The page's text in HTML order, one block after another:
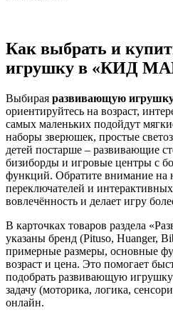
Как выбрать и
игрушку в «КИД
Выбирая развивающую игрушку
ориентируйтесь на возраст,
самых маленьких подойдут
наборы зверюшек, простые
детей постарше – развивающие
бизиборды и игровые центры с
функций. Обратите внимание на
переключателей и
вовлечённость и делает игру
В карточках товаров раздела
указаны бренд (Pituso, Huanger,
примерные размеры, основные
возраст и цена. Это помогает
подобрать развивающую
задачу (моторика, логика,
онлайн.